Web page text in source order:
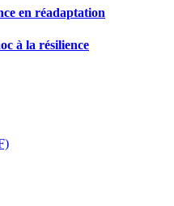
en réadaptation
à la résilience